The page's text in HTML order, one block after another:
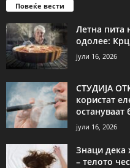
Повеќе вести
Летна пита
одолее:
јули 16, 2026
СТУДИЈА
користат
остануваат
јули 16, 2026
Знаци дека
– телото